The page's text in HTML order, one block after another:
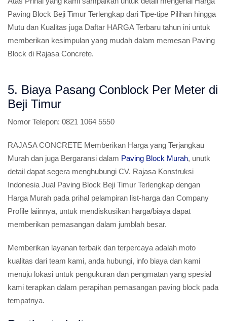
Paving Block Beji Timur Terlengkap dari Tipe-tipe Pilihan hingga
Mutu dan Kualitas juga Daftar HARGA Terbaru tahun ini untuk
memberikan kesimpulan yang mudah dalam memesan Paving
Block di Rajasa Concrete.
5. Biaya Pasang Conblock Per Meter di
Beji Timur
Nomor Telepon: 0821 1064 5550
RAJASA CONCRETE Memberikan Harga yang Terjangkau
Murah dan juga Bergaransi dalam Paving Block Murah, unutk
detail dapat segera menghubungi CV. Rajasa Konstruksi
Indonesia Jual Paving Block Beji Timur Terlengkap dengan
Harga Murah pada prihal pelampiran list-harga dan Company
Profile laiinnya, untuk mendiskusikan harga/biaya dapat
memberikan pemasangan dalam jumblah besar.
Memberikan layanan terbaik dan terpercaya adalah moto
kualitas dari team kami, anda hubungi, info biaya dan kami
menuju lokasi untuk pengukuran dan pengmatan yang spesial
kami terapkan dalam perapihan pemasangan paving block pada
tempatnya.